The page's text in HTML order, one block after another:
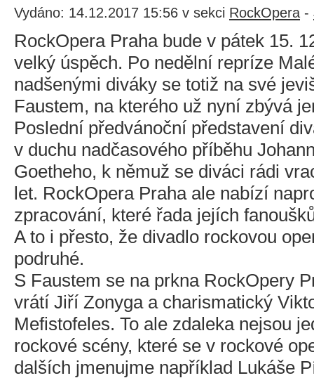
Vydáno: 14.12.2017 15:56 v sekci RockOpera -
RockOpera Praha bude v pátek 15.
velký úspěch. Po nedělní repríze
nadšenými diváky se totiž na své
Faustem, na kterého už nyní zbývá
Poslední předvánoční představení
v duchu nadčasového příběhu
Goetheho, k němuž se diváci rádi
let. RockOpera Praha ale nabízí
zpracování, které řada jejích
A to i přesto, že divadlo rockovou
podruhé.
S Faustem se na prkna RockOpery
vrátí Jiří Zonyga a charismatický
Mefistofeles. To ale zdaleka nejsou
rockové scény, které se v rockové
dalších jmenujme například Lukáše